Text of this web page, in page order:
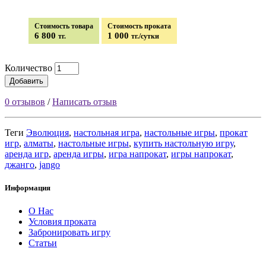
Стоимость товара
6 800 тг.
Стоимость проката
1 000 тг./сутки
Количество
Добавить
0 отзывов /Написать отзыв
Теги Эволюция, настольная игра, настольные игры, прокат
игр, алматы, настольные игры, купить настольную игру,
аренда игр, аренда игры, игра напрокат, игры напрокат,
джанго, jango
Информация
О Нас
Условия проката
Забронировать игру
Статьи